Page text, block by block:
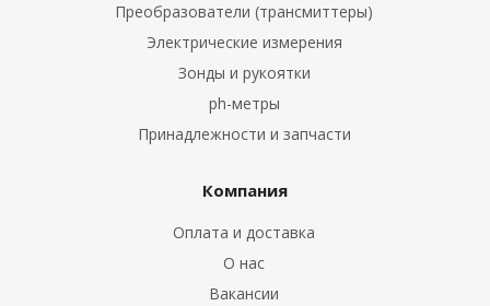
Преобразователи (трансмиттеры)
Электрические измерения
Зонды и рукоятки
ph-метры
Принадлежности и запчасти
Компания
Оплата и доставка
О нас
Вакансии